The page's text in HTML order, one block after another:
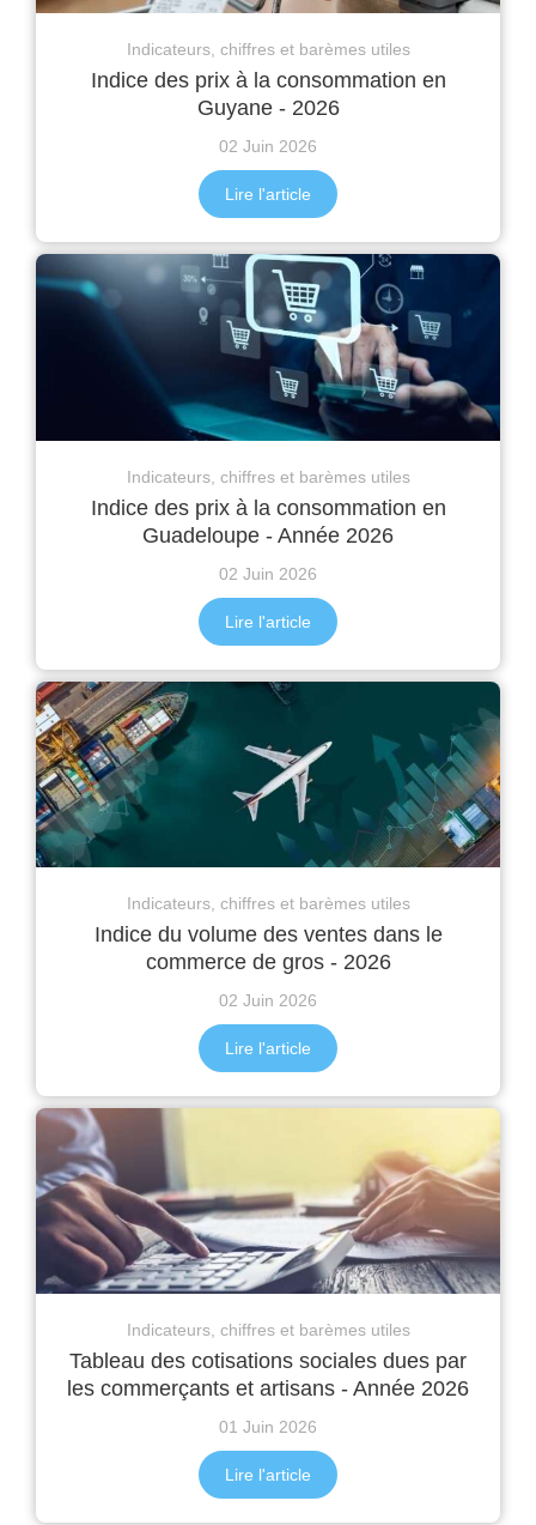
Indicateurs, chiffres et barèmes utiles
Indice des prix à la consommation en
Guyane - 2026
02 Juin 2026
Lire l'article
Indicateurs, chiffres et barèmes utiles
Indice des prix à la consommation en
Guadeloupe - Année 2026
02 Juin 2026
Lire l'article
Indicateurs, chiffres et barèmes utiles
Indice du volume des ventes dans le
commerce de gros - 2026
02 Juin 2026
Lire l'article
Indicateurs, chiffres et barèmes utiles
Tableau des cotisations sociales dues par
les commerçants et artisans - Année 2026
01 Juin 2026
Lire l'article